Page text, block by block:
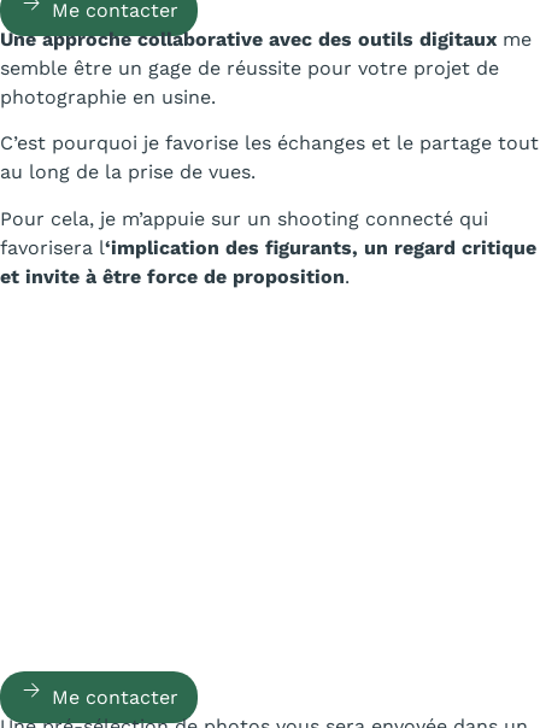
Me contacter
Une approche collaborative avec des outils digitaux me
semble être un gage de réussite pour votre projet de
photographie en usine.
C’est pourquoi je favorise les échanges et le partage tout
au long de la prise de vues.
Pour cela, je m’appuie sur un shooting connecté qui
favorisera l‘implication des figurants, un regard critique
et invite à être force de proposition.
Me contacter